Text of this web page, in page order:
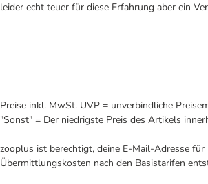
leider echt teuer für diese Erfahrung aber ein
Preise inkl. MwSt. UVP = unverbindliche
"Sonst" = Der niedrigste Preis des Artikels
zooplus ist berechtigt, deine E-Mail-Adresse
Übermittlungskosten nach den Basistarifen